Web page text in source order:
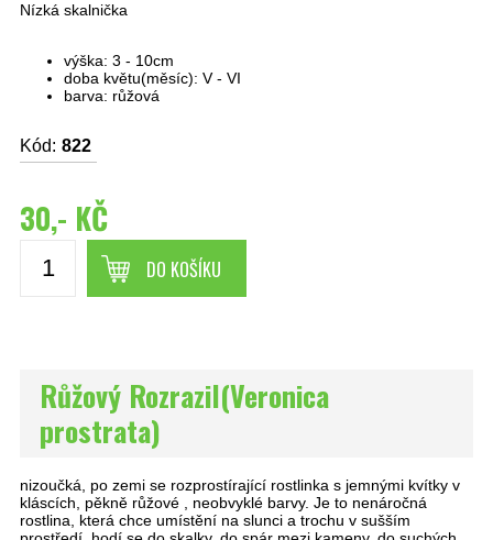
Nízká skalnička
výška: 3 - 10cm
doba květu(měsíc): V - VI
barva: růžová
Kód: 822
30,- KČ
DO KOŠÍKU
Růžový Rozrazil(Veronica
prostrata)
nizoučká, po zemi se rozprostírající rostlinka s jemnými kvítky v
kláscích, pěkně růžové , neobvyklé barvy. Je to nenáročná
rostlina, která chce umístění na slunci a trochu v sušším